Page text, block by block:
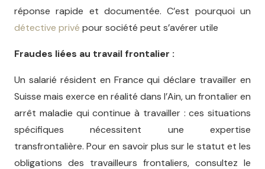
réponse rapide et documentée. C’est pourquoi un
détective privé pour société peut s’avérer utile
Fraudes liées au travail frontalier :
Un salarié résident en France qui déclare travailler en
Suisse mais exerce en réalité dans l’Ain, un frontalier en
arrêt maladie qui continue à travailler : ces situations
spécifiques nécessitent une expertise
transfrontalière. Pour en savoir plus sur le statut et les
obligations des travailleurs frontaliers, consultez le